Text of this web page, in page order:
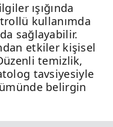
ışığında
kullanımda
sağlayabilir.
etkiler kişisel
temizlik,
tavsiyesiyle
belirgin